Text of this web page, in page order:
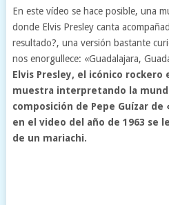
En este vídeo se hace posible, una
donde Elvis Presley canta
resultado?, una versión bastante
nos enorgullece: «Guadalajara,
Elvis Presley, el icónico rockero
muestra interpretando la
composición de Pepe Guízar de
en el video del año de 1963 se
de un mariachi.